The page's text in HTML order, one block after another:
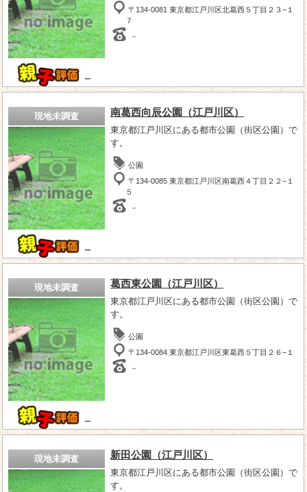
－
〒134-0081 東京都江戸川区北葛西５丁目２３−１
７
－
現地未調査
－
南葛西向辰公園（江戸川区）
東京都江戸川区にある都市公園（街区公園）で
す。
公園
〒134-0085 東京都江戸川区南葛西４丁目２２−１
５
－
現地未調査
－
葛西東公園（江戸川区）
東京都江戸川区にある都市公園（街区公園）で
す。
公園
〒134-0084 東京都江戸川区東葛西５丁目２６−１
－
現地未調査 新田公園（江戸川区）
東京都江戸川区にある都市公園（街区公園）で
す。